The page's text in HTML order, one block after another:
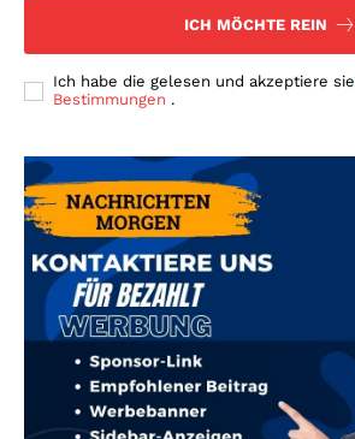
ICH MÖCHTE REIN
Ich habe die gelesen und akzeptiere sie
Bestimmungen .